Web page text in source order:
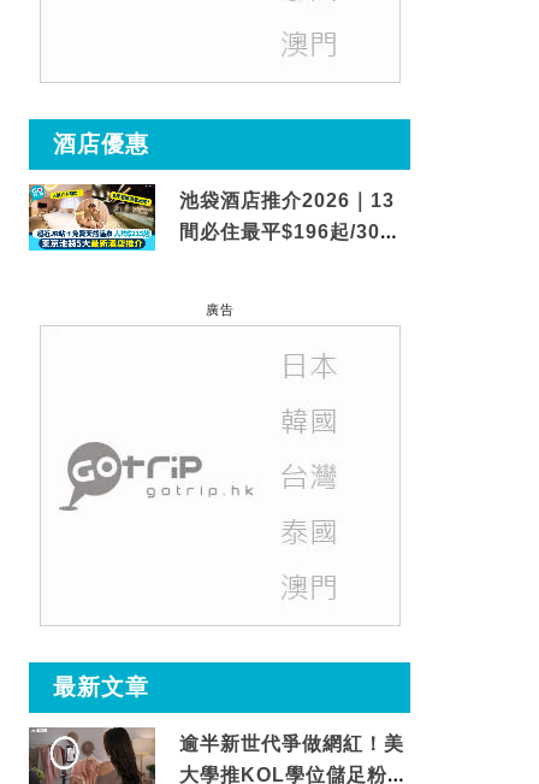
酒店優惠
池袋酒店推介2026｜13
間必住最平$196起/30秒
廣告
最新文章
逾半新世代爭做網紅！美
大學推KOL學位儲足粉絲